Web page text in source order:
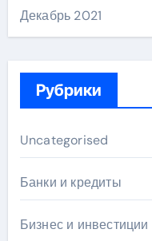
Декабрь 2021
Рубрики
Uncategorised
Банки и кредиты
Бизнес и инвестиции